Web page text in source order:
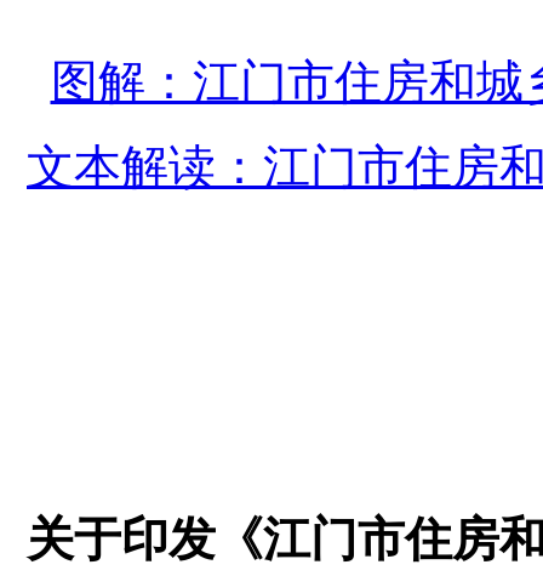
图解：江门市住房和
文本解读：江门市住房
关于印发《江门市住房